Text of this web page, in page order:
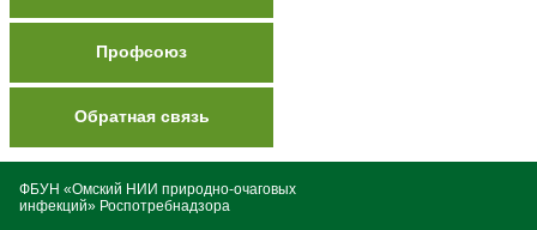
Профсоюз
Обратная связь
ФБУН «Омский НИИ природно-очаговых
инфекций» Роспотребнадзора